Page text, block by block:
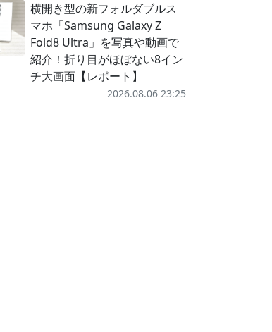
横開き型の新フォルダブルス
マホ「Samsung Galaxy Z
Fold8 Ultra」を写真や動画で
紹介！折り目がほぼない8イン
チ大画面【レポート】
2026.08.06 23:25